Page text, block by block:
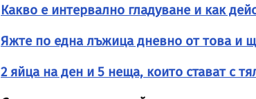
Какво е интервално гладуване и как
Яжте по една лъжица дневно от това и
2 яйца на ден и 5 неща, които стават с